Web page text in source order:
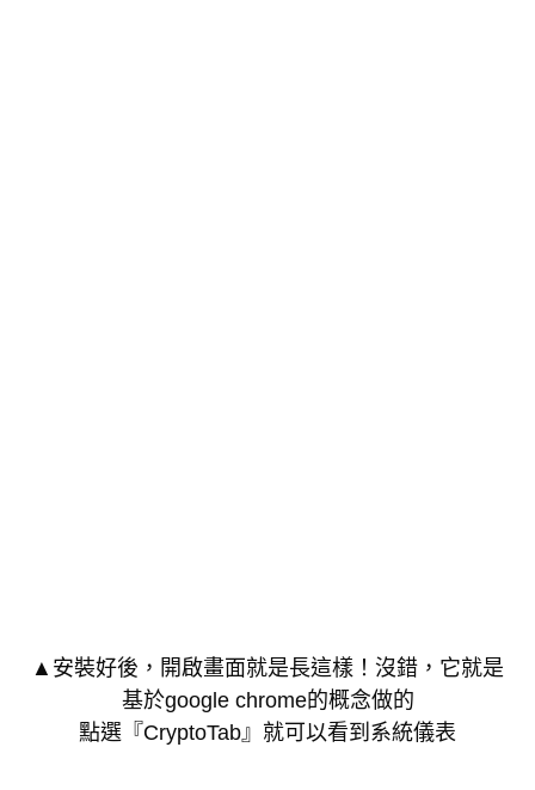
▲安裝好後，開啟畫面就是長這樣！沒錯，它就是
基於google chrome的概念做的
點選『CryptoTab』就可以看到系統儀表